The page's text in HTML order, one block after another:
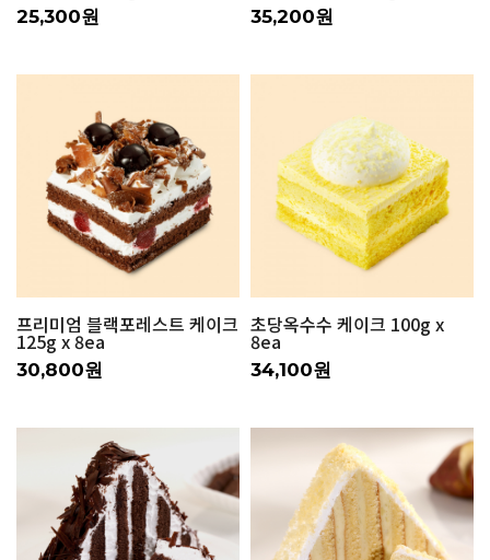
25,300원 35,200원
프리미엄 블랙포레스트 케이크
125g x 8ea
30,800원
초당옥수수 케이크 100g x
8ea
34,100원